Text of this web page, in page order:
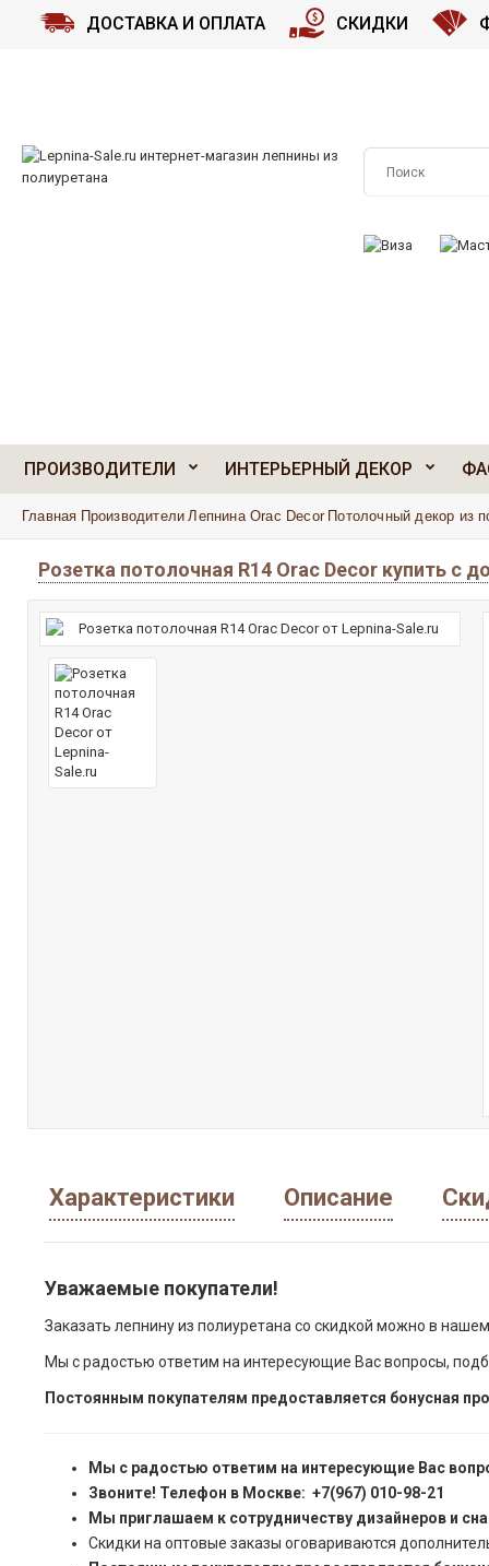
ДОСТАВКА И ОПЛАТА СКИДКИ
ПРОИЗВОДИТЕЛИ ИНТЕРЬЕРНЫЙ ДЕКОР
Главная Производители Лепнина Orac Decor Потолочный декор из
Розетка потолочная R14 Orac Decor купить с
Характеристики Описание
Уважаемые покупатели!
Заказать лепнину из полиуретана со скидкой можно в
Мы с радостью ответим на интересующие Вас вопросы,
Постоянным покупателям предоставляется бонусная
Мы с радостью ответим на интересующие Вас
Звоните! Телефон в Москве: +7(967) 010-98-21
Мы приглашаем к сотрудничеству дизайнеров и
Скидки на оптовые заказы оговариваются